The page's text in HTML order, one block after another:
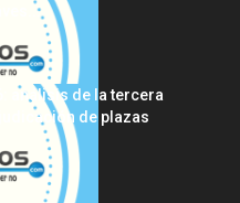
análisis de la tercera
de plazas